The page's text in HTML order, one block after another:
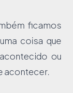
ficamos
coisa que
ou
acontecer.